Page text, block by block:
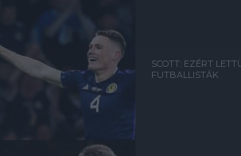
SCOTT: EZÉRT
FUTBALLISTÁK